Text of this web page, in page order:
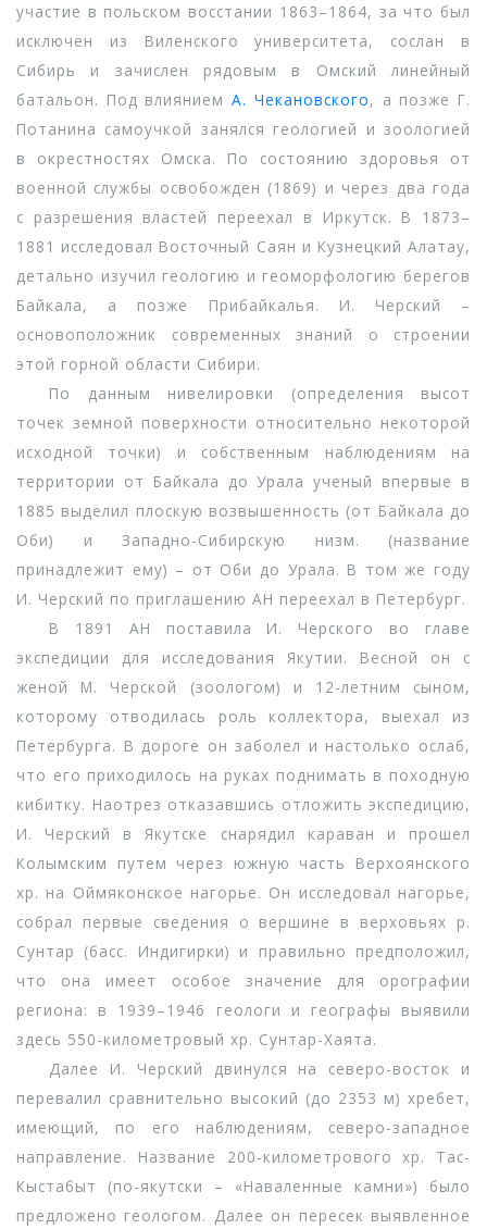
участие в польском восстании 1863–1864, за что был
исключен из Виленского университета, сослан в
Сибирь и зачислен рядовым в Омский линейный
батальон. Под влияниемА. Чекановского, а позже Г.
Потанина самоучкой занялся геологией и зоологией
в окрестностях Омска. По состоянию здоровья от
военной службы освобожден (1869) и через два года
с разрешения властей переехал в Иркутск. В 1873–
1881 исследовал Восточный Саян и Кузнецкий Алатау,
детально изучил геологию и геоморфологию берегов
Байкала, а позже Прибайкалья. И. Черский –
основоположник современных знаний о строении
этой горной области Сибири.
По данным нивелировки (определения высот
точек земной поверхности относительно некоторой
исходной точки) и собственным наблюдениям на
территории от Байкала до Урала ученый впервые в
1885 выделил плоскую возвышенность (от Байкала до
Оби) и Западно-Сибирскую низм. (название
принадлежит ему) – от Оби до Урала. В том же году
И. Черский по приглашению АН переехал в Петербург.
В 1891 АН поставила И. Черского во главе
экспедиции для исследования Якутии. Весной он с
женой М. Черской (зоологом) и 12-летним сыном,
которому отводилась роль коллектора, выехал из
Петербурга. В дороге он заболел и настолько ослаб,
что его приходилось на руках поднимать в походную
кибитку. Наотрез отказавшись отложить экспедицию,
И. Черский в Якутске снарядил караван и прошел
Колымским путем через южную часть Верхоянского
хр. на Оймяконское нагорье. Он исследовал нагорье,
собрал первые сведения о вершине в верховьях р.
Сунтар (басс. Индигирки) и правильно предположил,
что она имеет особое значение для орографии
региона: в 1939–1946 геологи и географы выявили
здесь 550-километровый хр. Сунтар-Хаята.
Далее И. Черский двинулся на северо-восток и
перевалил сравнительно высокий (до 2353 м) хребет,
имеющий, по его наблюдениям, северо-западное
направление. Название 200-километрового хр. Тас-
Кыстабыт (по-якутски – «Наваленные камни») было
предложено геологом. Далее он пересек выявленное